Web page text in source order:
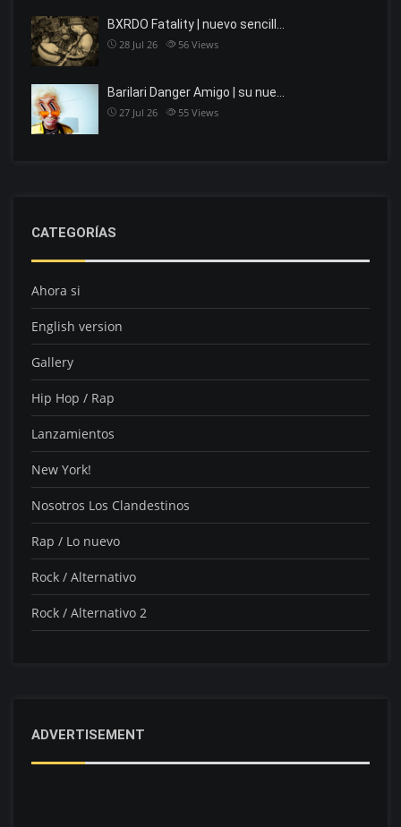
BXRDO Fatality | nuevo sencill…
28 Jul 26 56 Views
Barilari Danger Amigo | su nue…
27 Jul 26 55 Views
CATEGORÍAS
Ahora si
English version
Gallery
Hip Hop / Rap
Lanzamientos
New York!
Nosotros Los Clandestinos
Rap / Lo nuevo
Rock / Alternativo
Rock / Alternativo 2
ADVERTISEMENT